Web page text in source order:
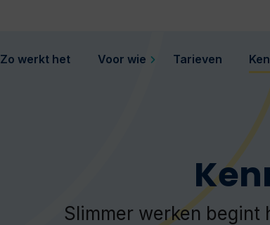
Zo werkt het Voor wie Tarieven
Slimmer werken begint